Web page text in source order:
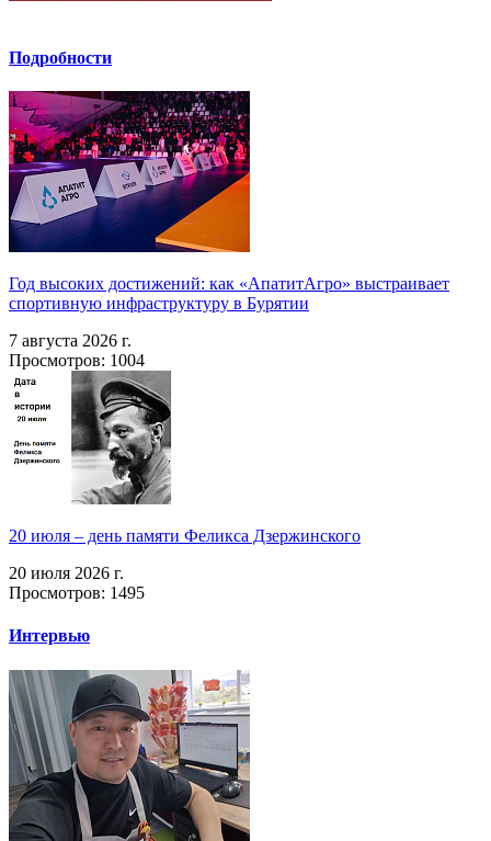
Подробности
Год высоких достижений: как «АпатитАгро» выстраивает
спортивную инфраструктуру в Бурятии
7 августа 2026 г.
Просмотров: 1004
20 июля – день памяти Феликса Дзержинского
20 июля 2026 г.
Просмотров: 1495
Интервью